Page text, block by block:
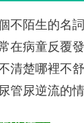
不陌生的名
在病童反覆
清楚哪裡不
管尿逆流的情